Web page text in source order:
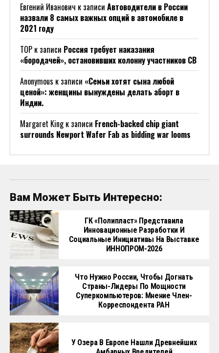
Евгений Иванович к записи Автоводители в России
назвали 8 самых важных опций в автомобиле в
2021 году
ТОР к записи Россия требует наказания
«бородачей», остановивших колонну участников СВ
Anonymous к записи «Семьи хотят сына любой
ценой»: женщины вынуждены делать аборт в
Индии.
Margaret Kingк записи French-backed chip giant
surrounds Newport Wafer Fab as bidding war looms
Вам Может Быть Интересно:
ГК «Полипласт» Представила
Инновационные Разработки И
Социальные Инициативы На Выставке
ИННОПРОМ-2026
Что Нужно России, Чтобы Догнать
Страны-Лидеры По Мощности
Суперкомпьютеров: Мнение Член-
Корреспондента РАН
У Озера В Европе Нашли Древнейших